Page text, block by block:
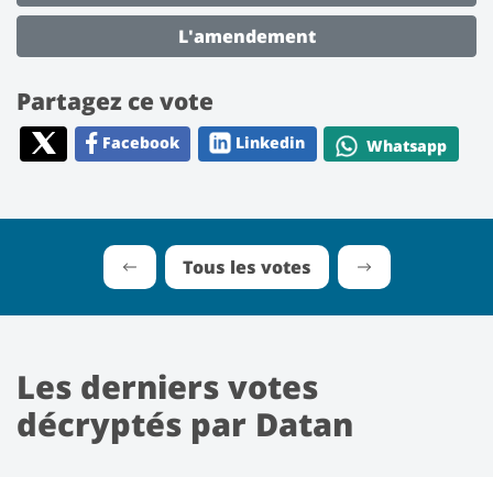
L'amendement
Partagez ce vote
Facebook Linkedin Whatsapp
Tous les votes
Les derniers votes
décryptés par Datan